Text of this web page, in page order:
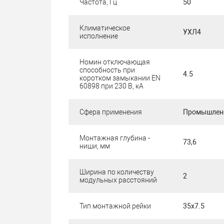
Частота, Гц 50
Климатическое
исполнение
УХЛ4
Номин отключающая
способность при
коротком замыкании EN
60898 при 230 В, кА
4.5
Сфера применения
Монтажная глубина -
ниши, мм
73,6
Ширина по количеству
модульных расстояний
2
Тип монтажной рейки 35x7.5